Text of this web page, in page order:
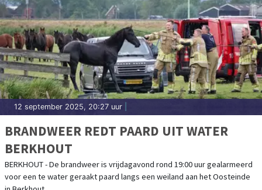
12 september 2025, 20:27 uur
BRANDWEER REDT PAARD UIT WATER
BERKHOUT
BERKHOUT - De brandweer is vrijdagavond rond 19:00 uur gealarmeerd
voor een te water geraakt paard langs een weiland aan het Oosteinde